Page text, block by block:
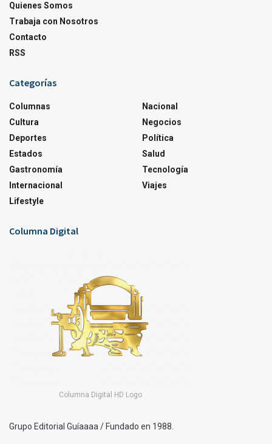
Quienes Somos
Trabaja con Nosotros
Contacto
RSS
Categorías
Columnas
Cultura
Deportes
Estados
Gastronomía
Internacional
Lifestyle
Nacional
Negocios
Política
Salud
Tecnología
Viajes
Columna Digital
Columna Digital HD Logo
Grupo Editorial Guíaaaa / Fundado en 1988.